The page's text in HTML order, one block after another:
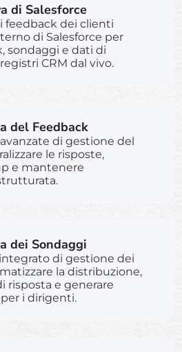
di Salesforce
feedback dei clienti
di Salesforce per
sondaggi e dati di
CRM dal vivo.
del Feedback
di gestione del
le risposte,
e mantenere
dei Sondaggi
di gestione dei
la distribuzione,
risposta e generare
i dirigenti.